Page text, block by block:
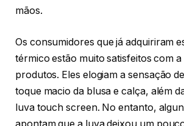
mãos.
Os consumidores que já adquiriram
térmico estão muito satisfeitos com a
produtos. Eles elogiam a sensação
toque macio da blusa e calça, além
luva touch screen. No entanto,